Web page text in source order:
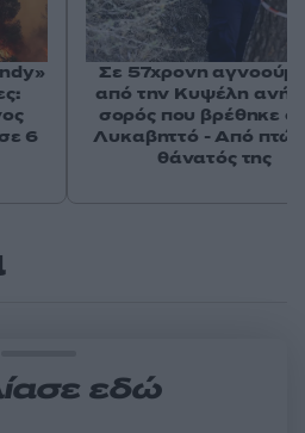
εδώ
6
Σε 57χρονη
από την Κυψέλη
σορός που βρέθηκε
Λυκαβηττό - Από
θάνατός της